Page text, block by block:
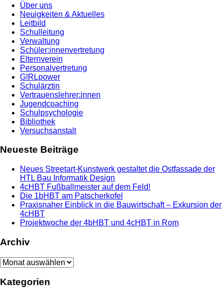
Über uns
Neuigkeiten & Aktuelles
Leitbild
Schulleitung
Verwaltung
Schüler:innenvertretung
Elternverein
Personalvertretung
G!RLpower
Schulärztin
Vertrauenslehrer:innen
Jugendcoaching
Schulpsychologie
Bibliothek
Versuchsanstalt
Neueste Beiträge
Neues Streetart-Kunstwerk gestaltet die Ostfassade der
HTL Bau Informatik Design
4cHBT Fußballmeister auf dem Feld!
Die 1bHBT am Patscherkofel
Praxisnaher Einblick in die Bauwirtschaft – Exkursion der
4cHBT
Projektwoche der 4bHBT und 4cHBT in Rom
Archiv
Archiv
Kategorien